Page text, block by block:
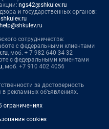
ngs42@shkulev.ru
и государственных органов:
help@shkulev.ru
сотрудничества:
с федеральными клиентами
, моб. + 7 982 640 34 32
с федеральными клиентами
, моб. +7 910 402 4056
за достоверность
рекламных объявлениях.
cookies